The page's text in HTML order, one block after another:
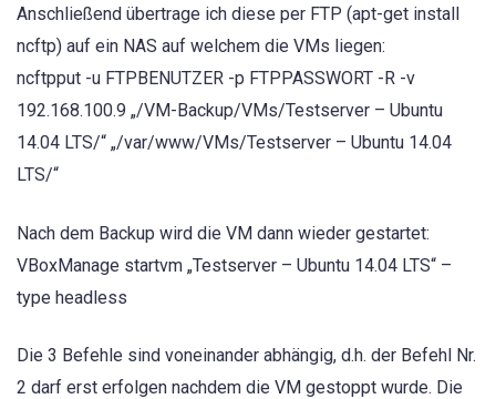
Anschließend übertrage ich diese per FTP (apt-get install
ncftp) auf ein NAS auf welchem die VMs liegen:
ncftpput -u FTPBENUTZER -p FTPPASSWORT -R -v
192.168.100.9 „/VM-Backup/VMs/Testserver – Ubuntu
14.04 LTS/“ „/var/www/VMs/Testserver – Ubuntu 14.04
LTS/“
Nach dem Backup wird die VM dann wieder gestartet:
VBoxManage startvm „Testserver – Ubuntu 14.04 LTS“ –
type headless
Die 3 Befehle sind voneinander abhängig, d.h. der Befehl Nr.
2 darf erst erfolgen nachdem die VM gestoppt wurde. Die